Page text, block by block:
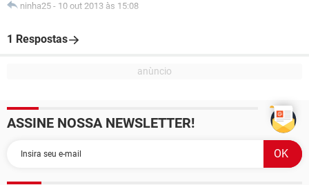
ninha25 - 10 out 2013 às 15:08
1 Respostas
ASSINE NOSSA NEWSLETTER!